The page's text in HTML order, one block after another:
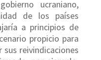
ucraniano,
de los países
a principios de
propicio para
sus reivindicaciones